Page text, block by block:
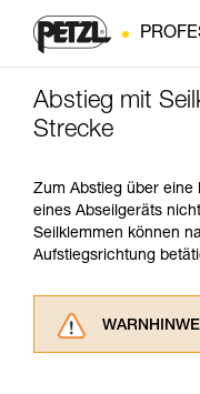
Abstieg mit
Strecke
Zum Abstieg über eine
eines Abseilgeräts
Seilklemmen können
Aufstiegsrichtung